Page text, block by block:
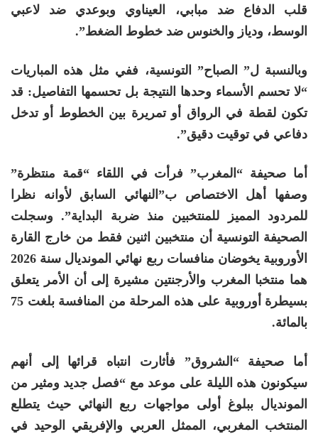
قلب الدفاع ضد مبابي، العيناوي وبوعدي ضد لاعبي
الوسط، ودياز والخنوس ضد خطوط الضغط”.
وبالنسبة ل” الصباح” التونسية، ففي مثل هذه المباريات
“لا تحسم الأسماء وحدها النتيجة بل تحسمها التفاصيل: قد
تكون لقطة في الرواق أو تمريرة بين الخطوط أو تدخل
دفاعي في توقيت دقيق”.
أما صحيفة “المغرب” فرأت في اللقاء “قمة منتظرة”
وصفها أهل الاختصاص ب”النهائي السابق لأوانه نظرا
للمردود المميز للمنتخبين منذ ضربة البداية”. وسجلت
الصحيفة التونسية أن منتخبين اثنين فقط من خارج القارة
الأوروبية يخوضان منافسات ربع نهائي المونديال سنة 2026
هما منتخبا المغرب والأرجنتين مشيرة إلى أن الأمر يتعلق
بسيطرة أوروبية على هذه المرحلة من المنافسة بلغت 75
بالمائة.
أما صحيفة “الشروق” فأثارت انتباه قرائها إلى أنهم
سيكونون هذه الليلة على موعد مع “فصل جديد ومثير من
المونديال ببلوغ أولى مواجهات ربع النهائي حيث يتطلع
المنتخب المغربي، الممثل العربي والإفريقي الوحيد في